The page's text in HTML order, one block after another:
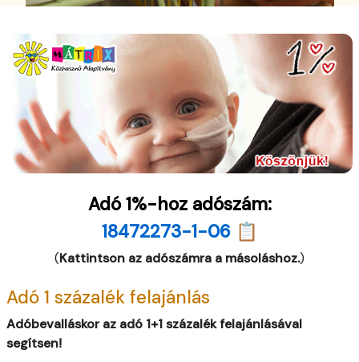
Adó 1%-hoz adószám:
18472273-1-06 📋
(Kattintson az adószámra a másoláshoz.)
Adó 1 százalék felajánlás
Adóbevalláskor az adó 1+1 százalék felajánlásával
segítsen!